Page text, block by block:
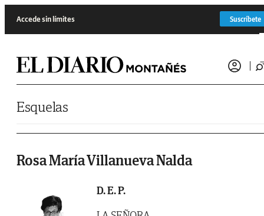
Accede sin límites Suscríbete
Esquelas
Rosa María Villanueva Nalda
D. E. P.